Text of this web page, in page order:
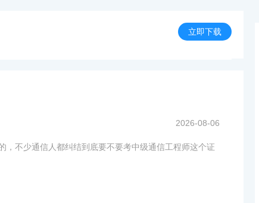
立即下载
2026-08-06
不少通信人都纠结到底要不要考中级通信工程师这个证